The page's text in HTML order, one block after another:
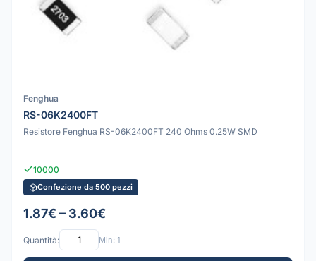
Fenghua
RS-06K2400FT
Resistore Fenghua RS-06K2400FT 240 Ohms 0.25W SMD
10000
Confezione da 500 pezzi
1.87€ – 3.60€
Quantità: Min: 1